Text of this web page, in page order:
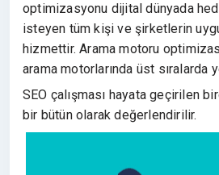
optimizasyonu dijital dünyada
isteyen tüm kişi ve şirketlerin
hizmettir. Arama motoru
arama motorlarında üst sıralarda
SEO çalışması hayata geçirilen
bir bütün olarak değerlendirilir.